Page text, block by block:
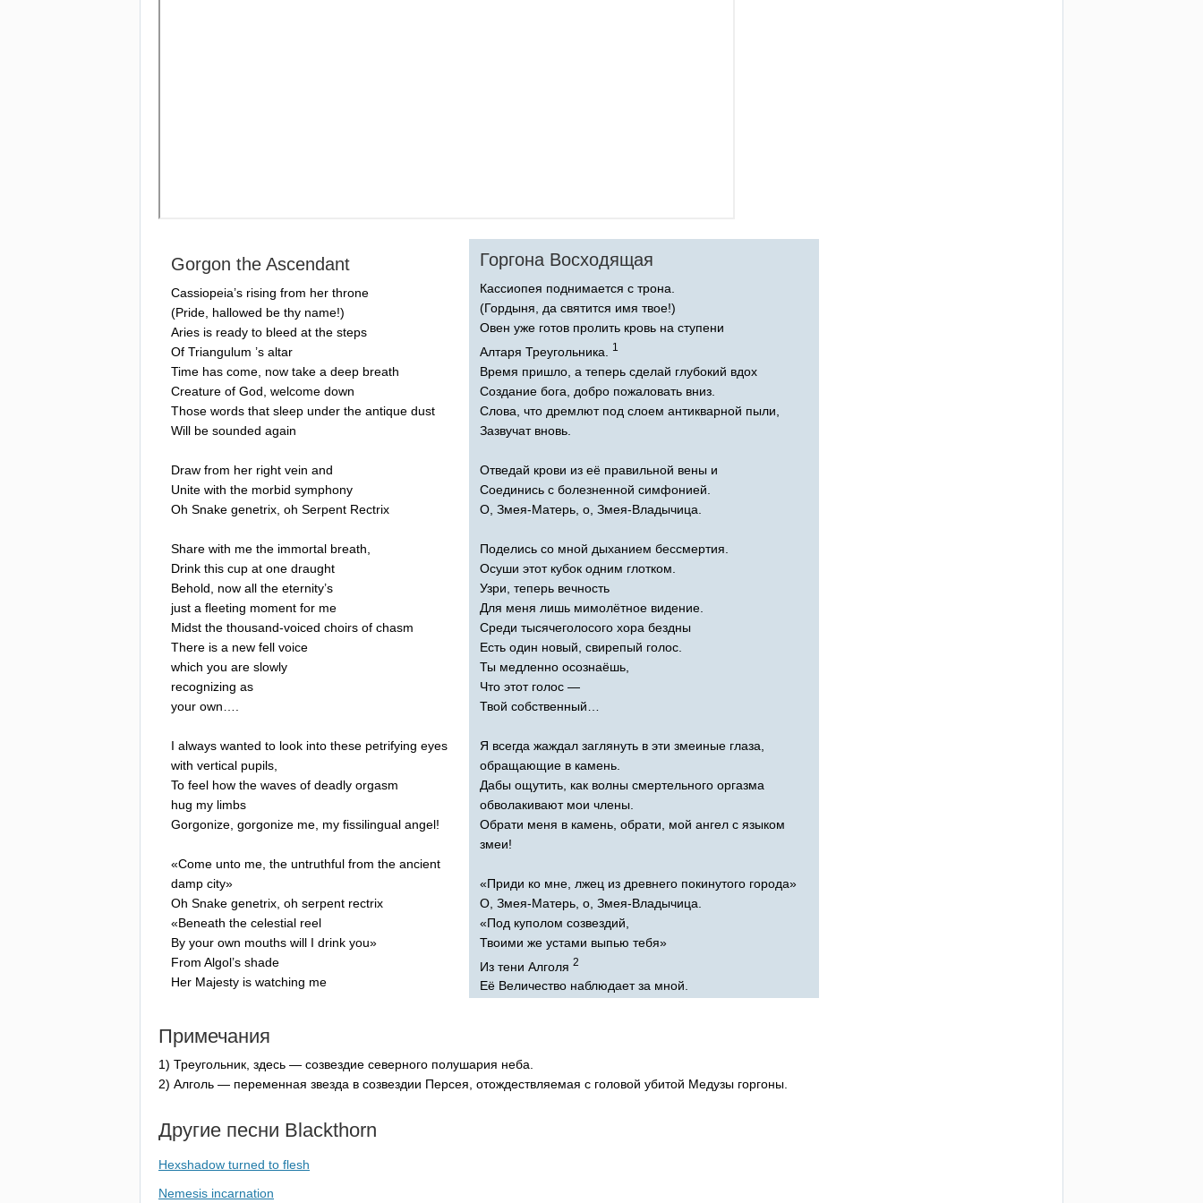
Gorgon the Ascendant
Cassiopeia’s rising from her throne
(Pride hallowed be thy name!)
Aries is ready to bleed at the steps
Of Triangulum ’s altar
Time has come now take a deep breath
Creature of God welcome down
Those words that sleep under the antique dust
Will be sounded again
Draw from her right vein and
Unite with the morbid symphony
Oh Snake genetrix oh Serpent Rectrix
Share with me the immortal breath
Drink this cup at one draught
Behold
now all the eternity’s
just a fleeting moment for me
Midst the thousand-voiced choirs of chasm
There is a new fell voice
which you are slowly
recognizing as
your own
I always wanted to look into these petrifying eyes
with vertical pupils
To feel how the waves of deadly orgasm
hug my limbs
Gorgonize gorgonize me my fissilingual angel!
«Come unto me the untruthful from the ancient
damp city»
Oh Snake genetrix oh serpent rectrix
«Beneath the celestial reel
By your own mouths will I drink you»
From Algol’s shade
Her Majesty is watching me
Горгона Восходящая
Кассиопея поднимается с трона.
(Гордыня, да святится имя твое!)
Овен уже готов пролить кровь на ступени
Алтаря Треугольника.
1
Время пришло, а теперь сделай глубокий вдох
Создание бога, добро пожаловать вниз.
Слова, что дремлют под слоем антикварной пыли,
Зазвучат вновь.
Отведай крови из её правильной вены и
Соединись с болезненной симфонией.
О, Змея-Матерь, о, Змея-Владычица.
Поделись со мной дыханием бессмертия.
Осуши этот кубок одним глотком.
Узри, теперь вечность
Для меня лишь мимолётное видение.
Среди тысячеголосого хора бездны
Есть один новый, свирепый голос.
Ты медленно осознаёшь,
Что этот голос —
Твой собственный…
Я всегда жаждал заглянуть в эти змеиные глаза,
обращающие в камень.
Дабы ощутить, как волны смертельного оргазма
обволакивают мои члены.
Обрати меня в камень, обрати, мой ангел с языком
змеи!
«Приди ко мне, лжец из древнего покинутого города»
О, Змея-Матерь, о, Змея-Владычица.
«Под куполом созвездий,
Твоими же устами выпью тебя»
Из тени Алголя 2
Её Величество наблюдает за мной.
Примечания
1) Треугольник, здесь — созвездие северного полушария неба.
2) Алголь — переменная звезда в созвездии Персея, отождествляемая с головой убитой Медузы горгоны.
Другие песни Blackthorn
Hexshadow turned to flesh
Nemesis incarnation